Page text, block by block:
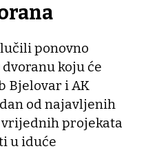
ponovno
koju će
Bjelovar i AK
od najavljenih
projekata
u iduće